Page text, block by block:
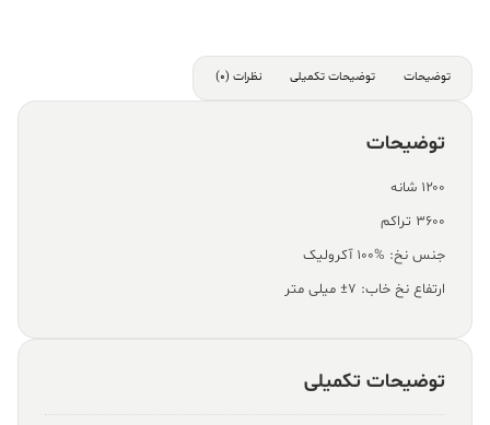
توضیحات توضیحات تکمیلی نظرات (0)
توضیحات
۱۲۰۰ شانه
۳۶۰۰ تراکم
جنس نخ: %100 آکرولیک
ارتفاع نخ خاب: ۷± میلی متر
توضیحات تکمیلی